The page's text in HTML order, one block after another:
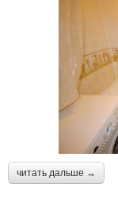
читать дальше →